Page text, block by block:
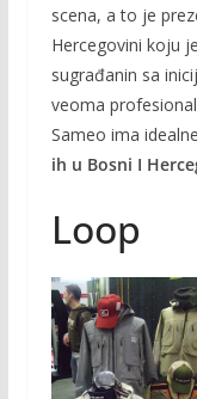
scena, a to je
Hercegovini koju
sugrađanin sa
veoma
Sameo ima
ih u Bosni I
Loop